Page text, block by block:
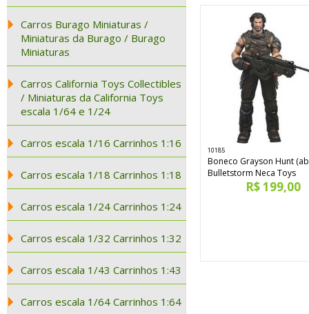
Carros Burago Miniaturas /
Miniaturas da Burago / Burago
Miniaturas
Carros California Toys Collectibles
/ Miniaturas da California Toys
escala 1/64 e 1/24
Carros escala 1/16 Carrinhos 1:16
Carros escala 1/18 Carrinhos 1:18
Carros escala 1/24 Carrinhos 1:24
Carros escala 1/32 Carrinhos 1:32
Carros escala 1/43 Carrinhos 1:43
Carros escala 1/64 Carrinhos 1:64
10185
Boneco Grayson Hunt
Bulletstorm Neca Toys
R$ 199,00